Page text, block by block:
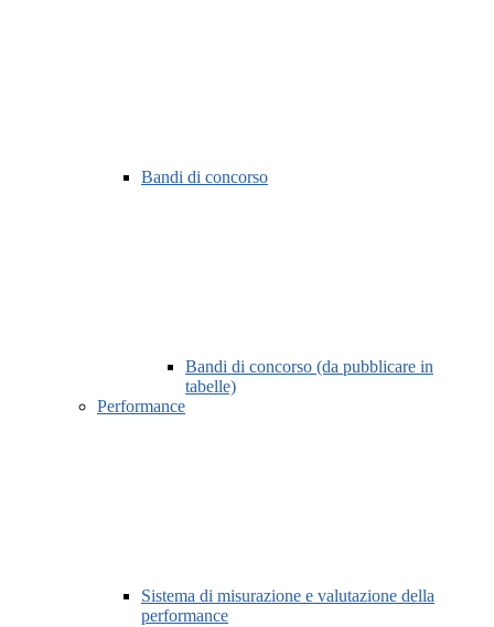
Bandi di concorso
Bandi di concorso (da pubblicare in
tabelle)
Performance
Sistema di misurazione e valutazione della
performance